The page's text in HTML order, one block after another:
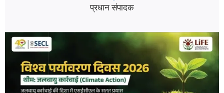
प्रधान संपादक